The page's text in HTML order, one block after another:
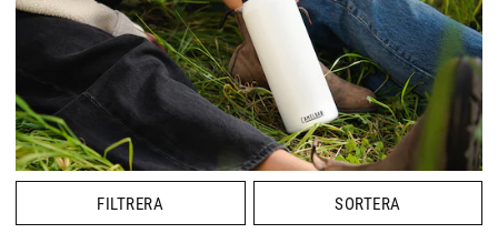
FILTRERA SORTERA